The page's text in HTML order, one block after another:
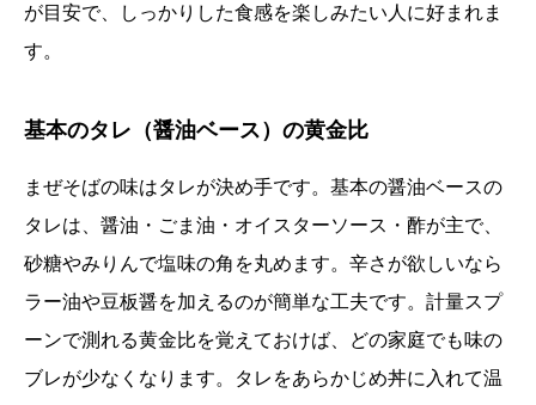
が目安で、しっかりした食感を楽しみたい人に好まれま
す。
基本のタレ（醤油ベース）の黄金比
まぜそばの味はタレが決め手です。基本の醤油ベースの
タレは、醤油・ごま油・オイスターソース・酢が主で、
砂糖やみりんで塩味の角を丸めます。辛さが欲しいなら
ラー油や豆板醤を加えるのが簡単な工夫です。計量スプ
ーンで測れる黄金比を覚えておけば、どの家庭でも味の
ブレが少なくなります。タレをあらかじめ丼に入れて温